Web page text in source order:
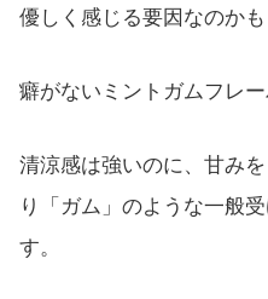
優しく感じる要因なのかも
癖がないミントガムフレー
清涼感は強いのに、甘み
り「ガム」のような一般
す。